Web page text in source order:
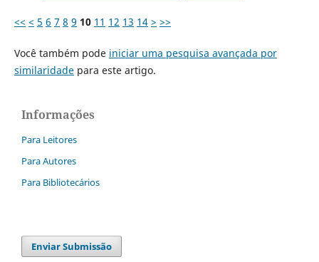
<< < 5 6 7 8 9 10 11 12 13 14 > >>
Você também pode iniciar uma pesquisa avançada por
similaridadepara este artigo.
Informações
Para Leitores
Para Autores
Para Bibliotecários
Enviar Submissão